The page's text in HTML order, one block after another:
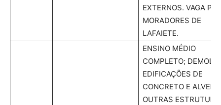
EXTERNOS. VAGA
MORADORES DE
LAFAIETE.
ENSINO MÉDIO
COMPLETO; DEMOLIR
EDIFICAÇÕES DE
CONCRETO E
OUTRAS